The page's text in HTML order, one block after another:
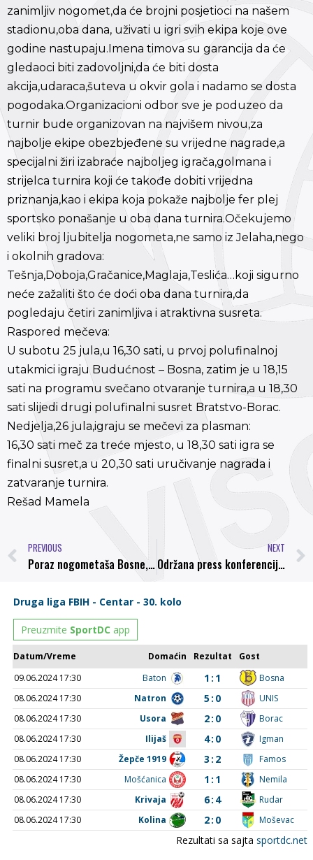
zanimljiv nogomet,da će brojni posjetioci na našem
stadionu,oba dana, uživati u igri svih ekipa koje ove
godine nastupaju.Imena timova su garancija da će
gledaoci biti zadovoljni,da će biti dosta
akcija,udaraca,šuteva u okvir gola i nadamo se dosta
pogodaka.Organizacioni odbor sve je poduzeo da
turnir bude organizovan na najvišem nivou,za
najbolje ekipe obezbjeđene su vrijedne nagrade,a
specijalni žiri izabraće najboljeg igrača,golmana i
strijelca turnira koji će takođe dobiti vrijedna
priznanja,kao i ekipa koja pokaže najbolje fer plej
sportsko ponašanje u oba dana turnira.Očekujemo
veliki broj ljubitelja nogometa,ne samo iz Jelaha,nego
i okolnih gradova:
Tešnja,Doboja,Gračanice,Maglaja,Teslića…koji sigurno
neće zažaliti što će doći oba dana turnira,da
pogledaju četiri zanimljiva i atraktivna susreta.
Raspored mečeva:
U subotu 25 jula,u 16,30 sati, u prvoj polufinalnoj
utakmici igraju Budućnost – Bosna, zatim je u 18,15
sati na programu svečano otvaranje turnira,a u 18,30
sati slijedi drugi polufinalni susret Bratstvo-Borac.
Nedjelja,26 jula,igraju se mečevi za plasman:
16,30 sati meč za treće mjesto, u 18,30 sati igra se
finalni susret,a u 20,30 sati uručivanje nagrada i
zatvaranje turnira.
Rešad Mamela
PREVIOUS
Poraz nogometaša Bosne, Hasanhodžić odlazi u Travnik
NEXT
Održana press konferencija na INEA stadionu u Poznanu